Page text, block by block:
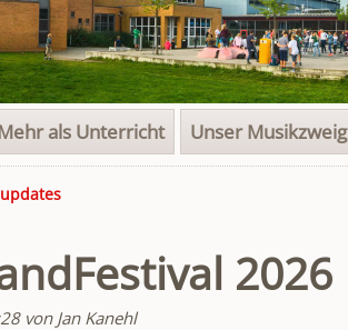
als Unterricht Unser Musikzweig
2026
von Jan Kanehl